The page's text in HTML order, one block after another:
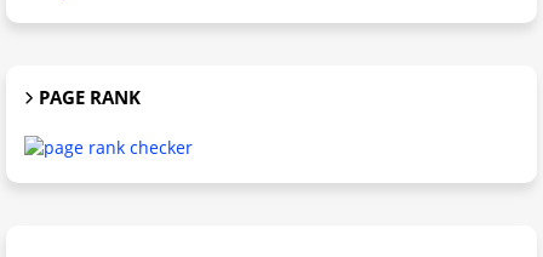
PAGE RANK